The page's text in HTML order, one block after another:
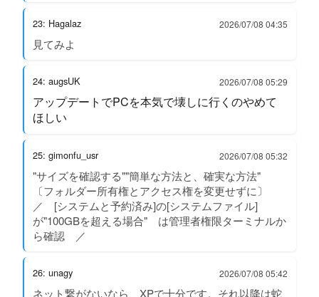
23: Hagalaz 2026/07/08 04:35
見てみよ
24: augsUK 2026/07/08 05:29
アップデートでPCを本気で壊しに行くのやめて
ほしい
25: gimonfu_usr 2026/07/08 05:32
"サイズを確認する""簡単な方法と、確実な方法"
〔フォルダー所有権とアクセス権を変更せずに〕
／ [システムと予約済み]の[システムファイル]
が"100GBを超える場合" は管理者権限ターミナルか
ら確認 ／
26: unagy 2026/07/08 05:42
ネット繋がないなら、XPで十分です。それ以降は蛇